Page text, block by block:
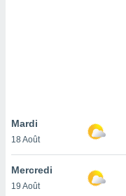
notre
que
Mardi
18 Août
Mercredi
19 Août